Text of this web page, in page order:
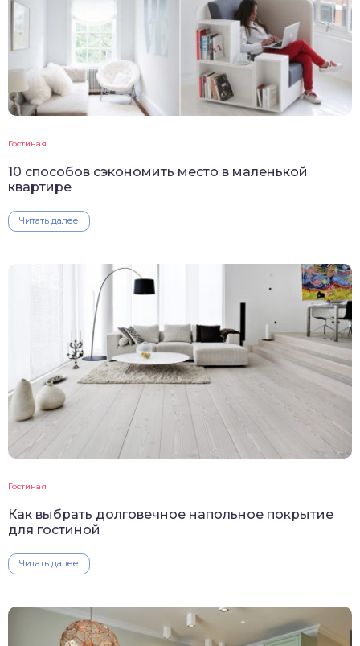
Гостиная
10 способов сэкономить место в маленькой
квартире
Читать далее
Гостиная
Как выбрать долговечное напольное покрытие
для гостиной
Читать далее